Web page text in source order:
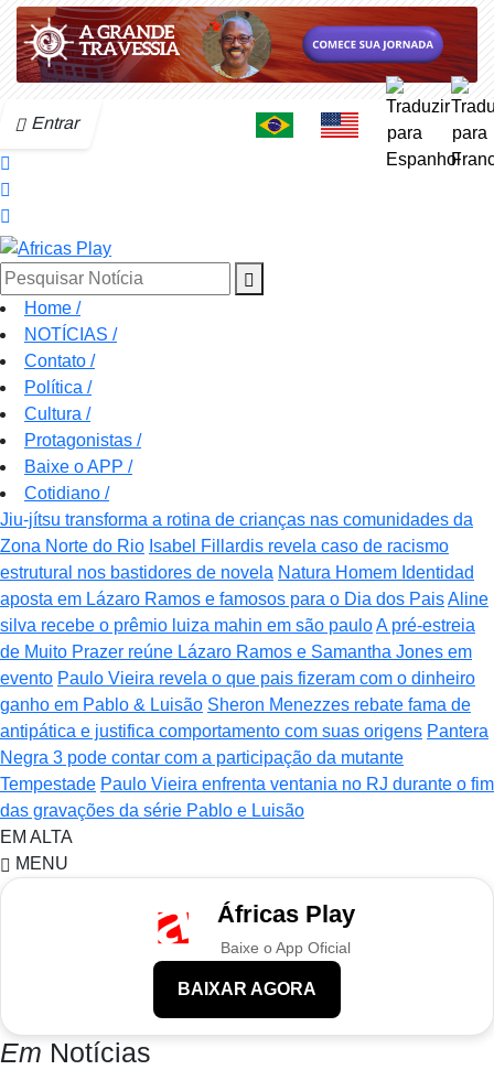
Entrar
Pesquisar Notícia
Home /
NOTÍCIAS /
Contato /
Política /
Cultura /
Protagonistas /
Baixe o APP /
Cotidiano /
Jiu-jítsu transforma a rotina de crianças nas comunidades da
Zona Norte do Rio Isabel Fillardis revela caso de racismo
estrutural nos bastidores de novela Natura Homem Identidad
aposta em Lázaro Ramos e famosos para o Dia dos PaisAline
silva recebe o prêmio luiza mahin em são pauloA pré-estreia
de Muito Prazer reúne Lázaro Ramos e Samantha Jones em
evento Paulo Vieira revela o que pais fizeram com o dinheiro
ganho em Pablo & Luisão Sheron Menezzes rebate fama de
antipática e justifica comportamento com suas origens Pantera
Negra 3 pode contar com a participação da mutante
Tempestade Paulo Vieira enfrenta ventania no RJ durante o fim
das gravações da série Pablo e Luisão
EM ALTA
MENU
Áfricas Play
Baixe o App Oficial
BAIXAR AGORA
Em Notícias